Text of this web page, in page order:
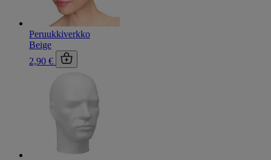
Peruukkiverkko
Beige
2,90 €